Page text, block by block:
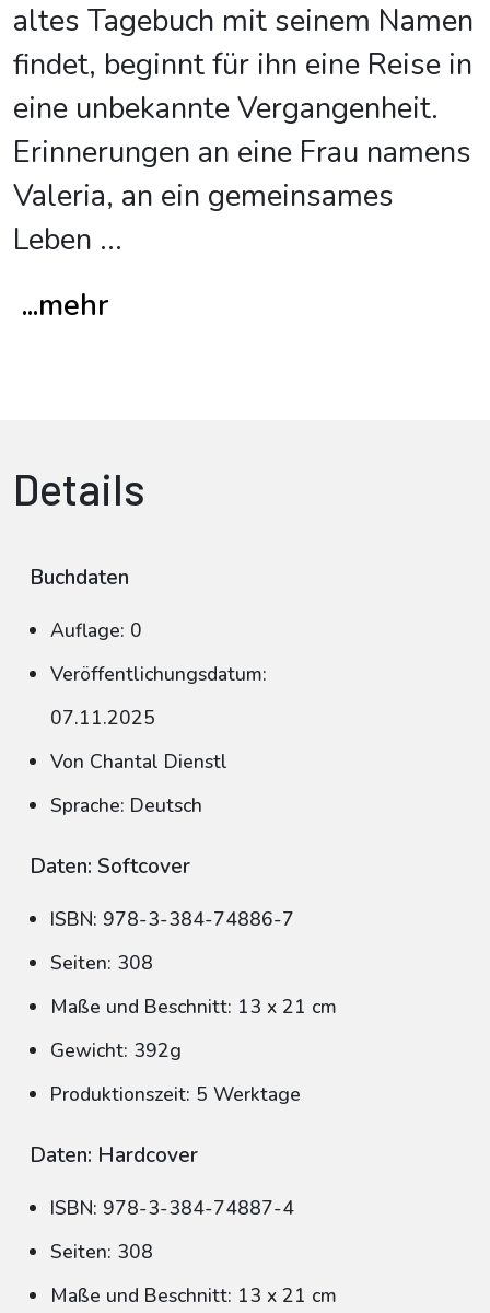
altes Tagebuch mit seinem Namen
findet, beginnt für ihn eine Reise in
eine unbekannte Vergangenheit.
Erinnerungen an eine Frau namens
Valeria, an ein gemeinsames
Leben ...
...mehr
Details
Buchdaten
Auflage: 0
Veröffentlichungsdatum:
07.11.2025
Von Chantal Dienstl
Sprache: Deutsch
Daten: Softcover
ISBN: 978-3-384-74886-7
Seiten: 308
Maße und Beschnitt: 13 x 21 cm
Gewicht: 392g
Produktionszeit: 5 Werktage
Daten: Hardcover
ISBN: 978-3-384-74887-4
Seiten: 308
Maße und Beschnitt: 13 x 21 cm